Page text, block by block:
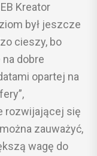
Kreator
był jeszcze
cieszy, bo
dobre
opartej na
rozwijającej się
zauważyć,
wagę do